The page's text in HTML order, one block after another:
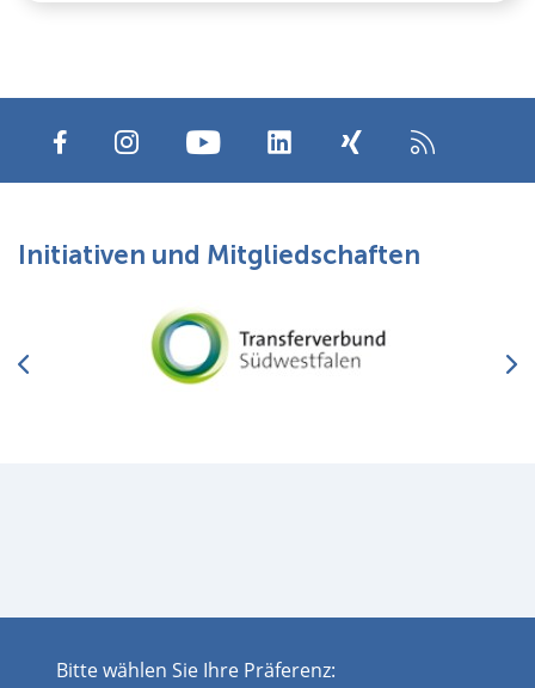
Initiativen und Mitgliedschaften
Impressum Datenschutz Disclaimer
Bitte wählen Sie Ihre Präferenz: